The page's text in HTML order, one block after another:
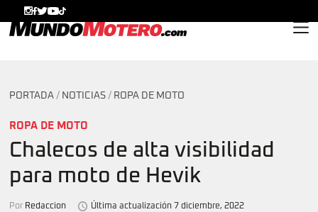
PORTADA / NOTICIAS / ROPA DE MOTO
ROPA DE MOTO
Chalecos de alta visibilidad
para moto de Hevik
Por Redaccion Última actualización 7 diciembre, 2022